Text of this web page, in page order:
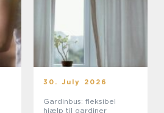
30. July 2026
Gardinbus: fleksibel
hjælp til gardiner